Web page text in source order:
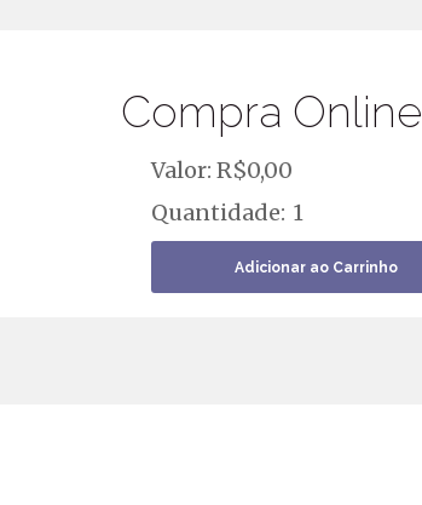
Compra Online
Valor: R$0,00
Quantidade: